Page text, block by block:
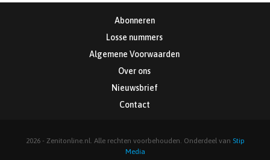
Abonneren
Losse nummers
Algemene Voorwaarden
Over ons
Nieuwsbrief
Contact
2026 - Zenitonline.nl. Alle rechten voorbehouden. Onderdeel van Stip
Media